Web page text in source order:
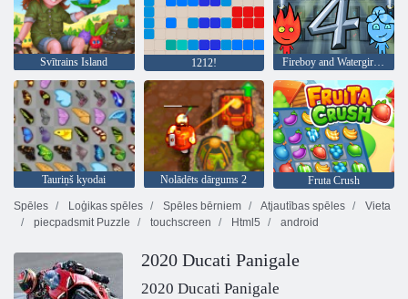
Svītrains Island 1212! Fireboy and Watergirl 4: Kristāla templis
Tauriņš kyodai Nolādēts dārgums 2
Fruta Crush
Spēles
Loģikas spēles Spēles bērniem Atjautības spēles
Vieta
piecpadsmit Puzzle
touchscreen Html5 android
2020 Ducati Panigale
2020 Ducati Panigale